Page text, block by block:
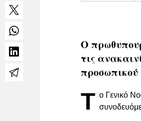
Ο
τις
Τ ο Γενικό